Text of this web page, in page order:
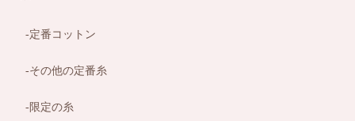
定番コットン
その他の定番糸
限定の糸